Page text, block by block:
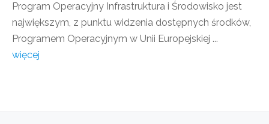
Program Operacyjny Infrastruktura i Środowisko jest
największym, z punktu widzenia dostępnych środków,
Programem Operacyjnym w Unii Europejskiej ...
więcej